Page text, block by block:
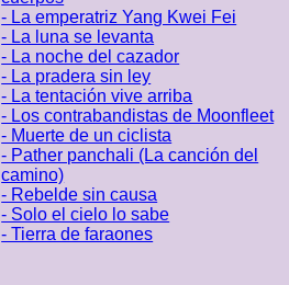
- La emperatriz Yang Kwei Fei
- La luna se levanta
- La noche del cazador
- La pradera sin ley
- La tentación vive arriba
- Los contrabandistas de Moonfleet
- Muerte de un ciclista
- Pather panchali (La canción del
camino)
- Rebelde sin causa
- Solo el cielo lo sabe
- Tierra de faraones